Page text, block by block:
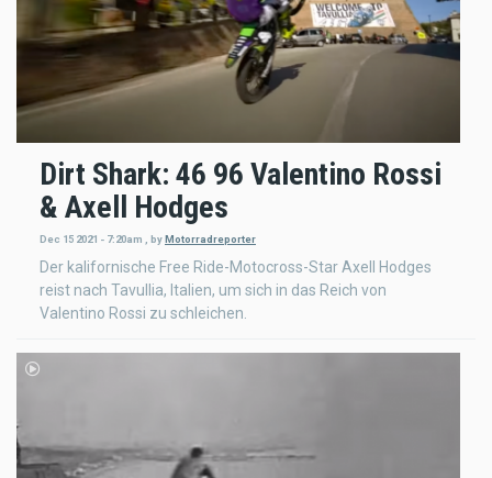
Dirt Shark: 46 96 Valentino Rossi
& Axell Hodges
Dec 15 2021 - 7:20am , byMotorradreporter
Der kalifornische Free Ride-Motocross-Star Axell Hodges
reist nach Tavullia, Italien, um sich in das Reich von
Valentino Rossi zu schleichen.